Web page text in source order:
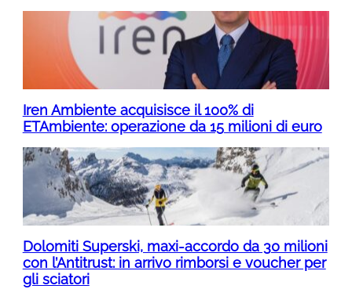
Iren Ambiente acquisisce il 100% di
ETAmbiente: operazione da 15 milioni di euro
Dolomiti Superski, maxi-accordo da 30 milioni
con l’Antitrust: in arrivo rimborsi e voucher per
gli sciatori